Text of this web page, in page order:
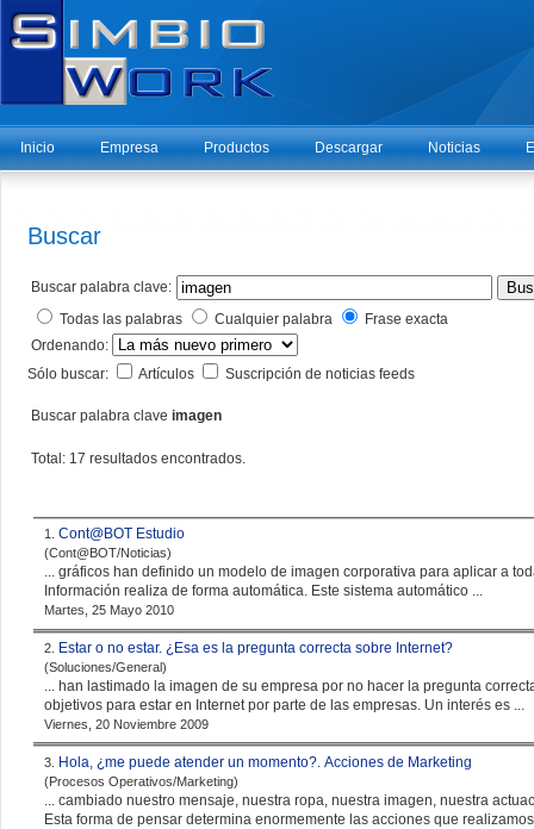
Inicio Empresa Productos Descargar Noticias
Buscar
Buscar palabra clave:
Todas las palabras Cualquier palabra
Frase exacta
Ordenando:
Sólo buscar:
Artículos Suscripción de noticias feeds
Buscar palabra clave imagen
Total: 17 resultados encontrados.
1. Cont@BOT Estudio
(Cont@BOT/Noticias)
... gráficos han definido un modelo de imagen corporativa para aplicar a
Información realiza de forma automática. Este sistema automático ...
Martes, 25 Mayo 2010
2. Estar o no estar. ¿Esa es la pregunta correcta sobre Internet?
(Soluciones/General)
... han lastimado la imagen de su empresa por no hacer la pregunta correcta. ¿Para qué quiero estar en Internet? Existen
objetivos para estar en Internet por parte de las empresas. Un interés es ...
Viernes, 20 Noviembre 2009
3. Hola, ¿me puede atender un momento?. Acciones de Marketing
(Procesos Operativos/Marketing)
... cambiado nuestro mensaje, nuestra ropa, nuestra imagen , nuestra
Esta forma de pensar determina enormemente las acciones que